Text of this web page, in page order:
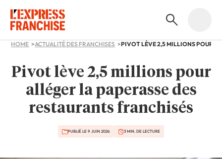
HOME ACTUALITÉ DES FRANCHISES
Pivot lève 2,5 millions pour
alléger la paperasse des
restaurants franchisés
PUBLIÉ LE 9 JUIN 2026 3 MIN. DE LECTURE